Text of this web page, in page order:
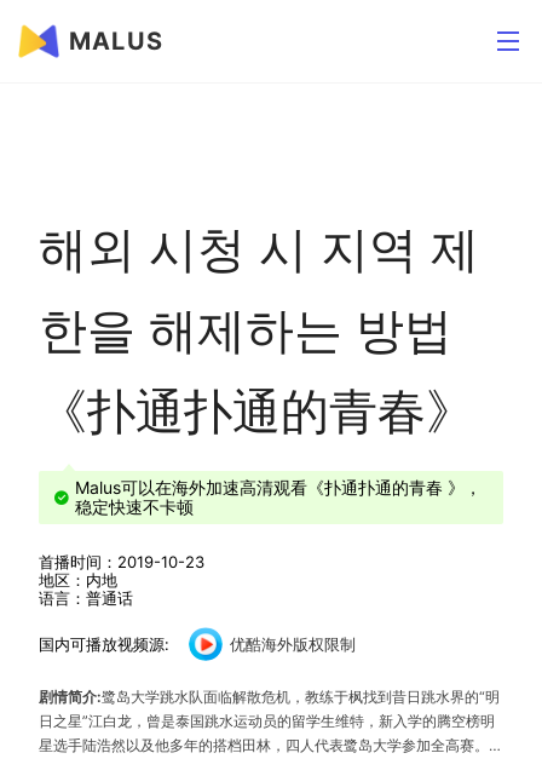
MALUS
해외 시청 시 지역 제
한을 해제하는 방법
《扑通扑通的青春》
Malus可以在海外加速高清观看《扑通扑通的青春 》，
稳定快速不卡顿
首播时间：2019-10-23
地区：内地
语言：普通话
国内可播放视频源: 优酷海外版权限制
剧情简介:鹭岛大学跳水队面临解散危机，教练于枫找到昔日跳水界的“明
日之星”江白龙，曾是泰国跳水运动员的留学生维特，新入学的腾空榜明
星选手陆浩然以及他多年的搭档田林，四人代表鹭岛大学参加全高赛。